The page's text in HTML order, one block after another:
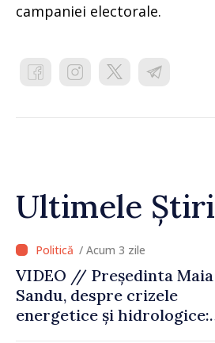
campaniei electorale.
Ultimele Știri
/ Acum 3 zile
VIDEO // Președinta Maia
Sandu, despre crizele
energetice și hidrologice: